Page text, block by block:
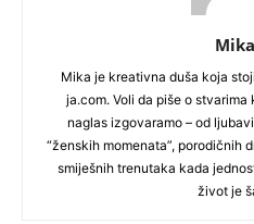
Mika je kreativna duša koja
ja.com. Voli da piše o
naglas izgovaramo – od
“ženskih momenata”, porodičnih
smiješnih trenutaka kada
život je